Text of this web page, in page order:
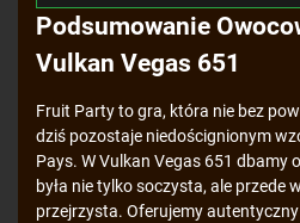
Podsumowanie
Vulkan Vegas 651
Fruit Party to gra, która nie bez
dziś pozostaje niedoścignionym
Pays. W Vulkan Vegas 651 dbamy
była nie tylko soczysta, ale przede
przejrzysta. Oferujemy